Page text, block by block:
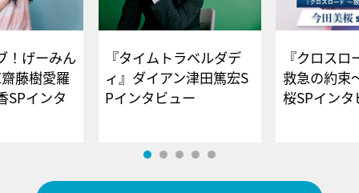
！げーみん
藤樹愛羅
SPインタ
『タイムトラベルダデ
ィ』ダイアン津田篤宏S
Pインタビュー
『クロス
救急の約束
桜SPイ